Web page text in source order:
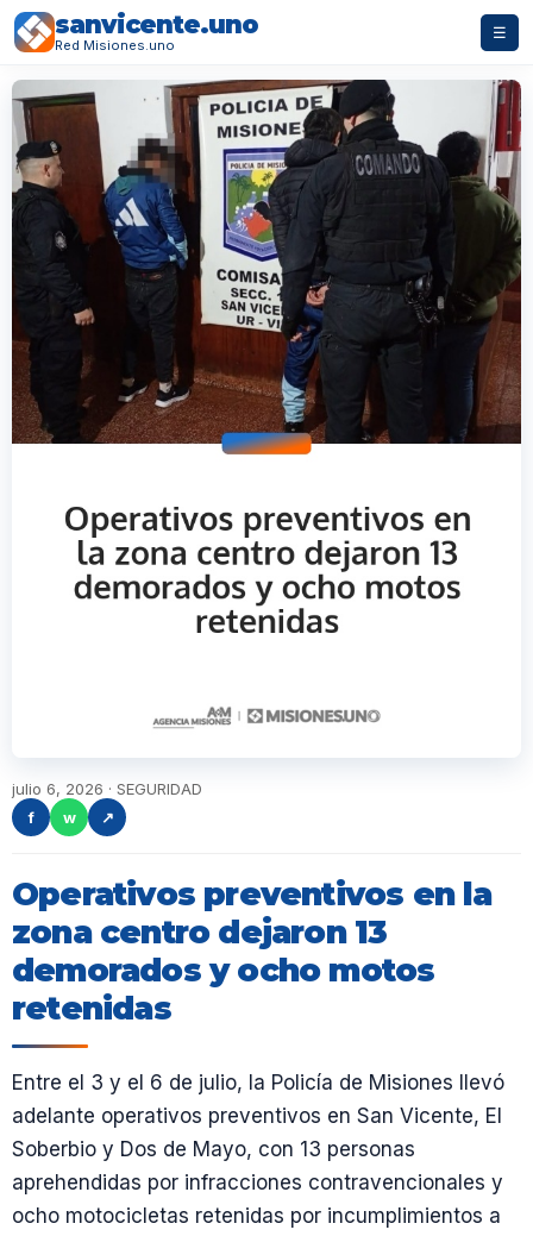
sanvicente.uno
Red Misiones.uno
☰
julio 6, 2026 · SEGURIDAD
f
w ↗
Operativos preventivos en la
zona centro dejaron 13
demorados y ocho motos
retenidas
Entre el 3 y el 6 de julio, la Policía de Misiones llevó
adelante operativos preventivos en San Vicente, El
Soberbio y Dos de Mayo, con 13 personas
aprehendidas por infracciones contravencionales y
ocho motocicletas retenidas por incumplimientos a